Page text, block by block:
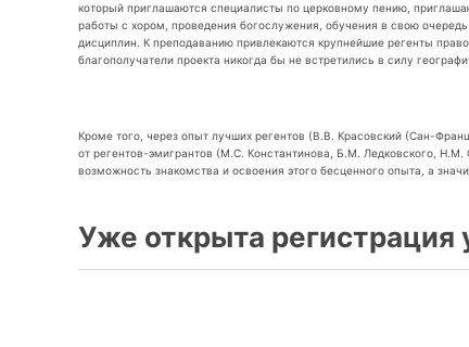
который приглашаются специалисты по церковному пению,
работы с хором, проведения богослужения, обучения в свою
дисциплин. К преподаванию привлекаются крупнейшие регенты
благополучатели проекта никогда бы не встретились в силу
Кроме того, через опыт лучших регентов (В.В. Красовский (Сан-
от регентов-эмигрантов (М.С. Константинова, Б.М. Ледковского,
возможность знакомства и освоения этого бесценного опыта, а
Уже открыта регистрация